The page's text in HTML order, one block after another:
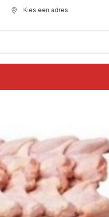
Kies een adres